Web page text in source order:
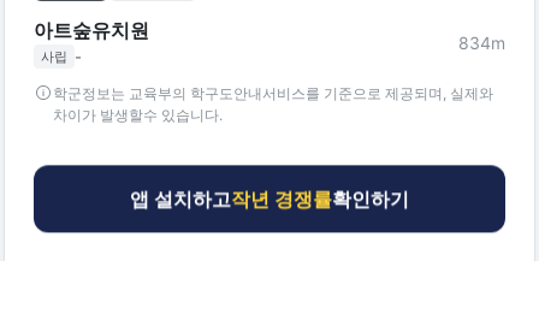
아트숲유치원
사립 -
834m
학군정보는 교육부의 학구도안내서비스를 기준으로 제공되며, 실제와
차이가 발생할수 있습니다.
앱 설치하고작년 경쟁률확인하기